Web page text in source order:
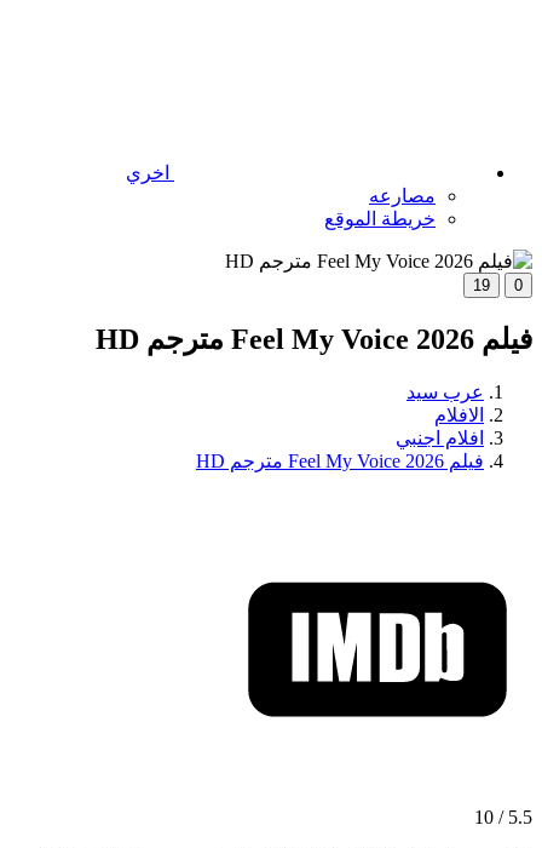
اخري
مصارعه
خريطة الموقع
0
19
فيلم Feel My Voice 2026 مترجم HD
عرب سيد
الافلام
افلام اجنبي
فيلم Feel My Voice 2026 مترجم HD
5.5 / 10